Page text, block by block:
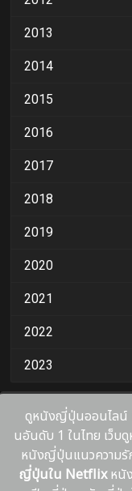
2013
2014
2015
2016
2017
2018
2019
2020
2021
2022
2023
ดูหนังญี่ปุ่นออนไลน์
นอันดับ 1 ในไทย เว็บ
หนังญี่ปุ่นแนวความรั
ญี่ปุ่นใน Netflixหนั